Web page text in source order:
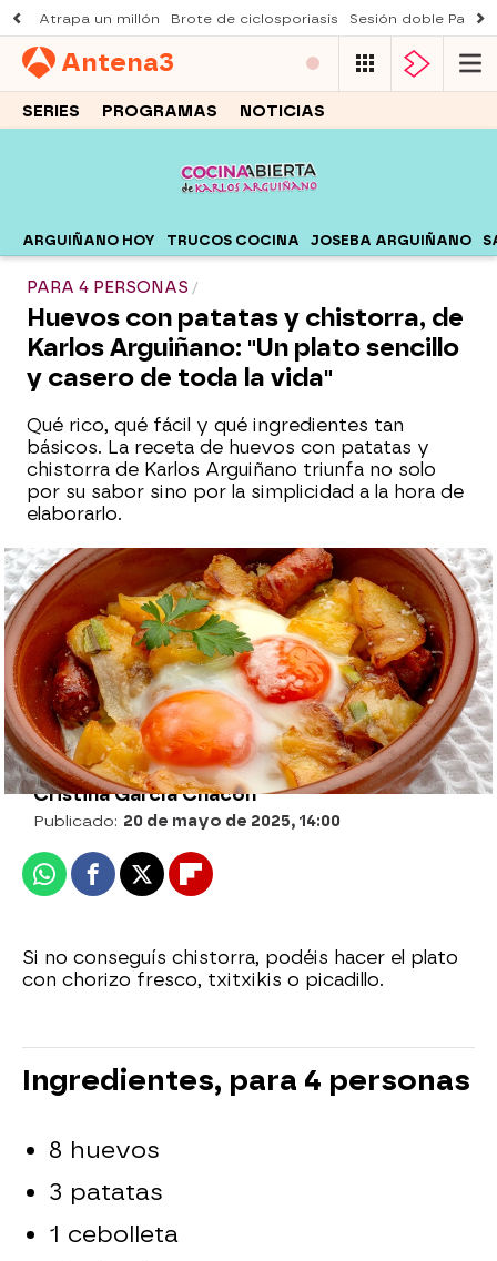
Atrapa un millón Brote de ciclosporiasis Sesión doble
Antena3
SERIES PROGRAMAS NOTICIAS
ARGUIÑANO HOY TRUCOS COCINA JOSEBA ARGUIÑANO
PARA 4 PERSONAS
Huevos con patatas y chistorra, de
Karlos Arguiñano: "Un plato sencillo
y casero de toda la vida"
Qué rico, qué fácil y qué ingredientes tan
básicos. La receta de huevos con patatas y
chistorra de Karlos Arguiñano triunfa no solo
por su sabor sino por la simplicidad a la hora de
elaborarlo.
Secreto de cerdo con chutney de mango,
de Arguiñano: "Una carne muy jugosa y
tierna"
Cristina García Chacón
Publicado: 20 de mayo de 2025, 14:00
WhatsappFacebook
X Flipboard
Si no conseguís chistorra, podéis hacer el plato
con chorizo fresco, txitxikis o picadillo.
Ingredientes, para 4 personas
8 huevos
3 patatas
1 cebolleta